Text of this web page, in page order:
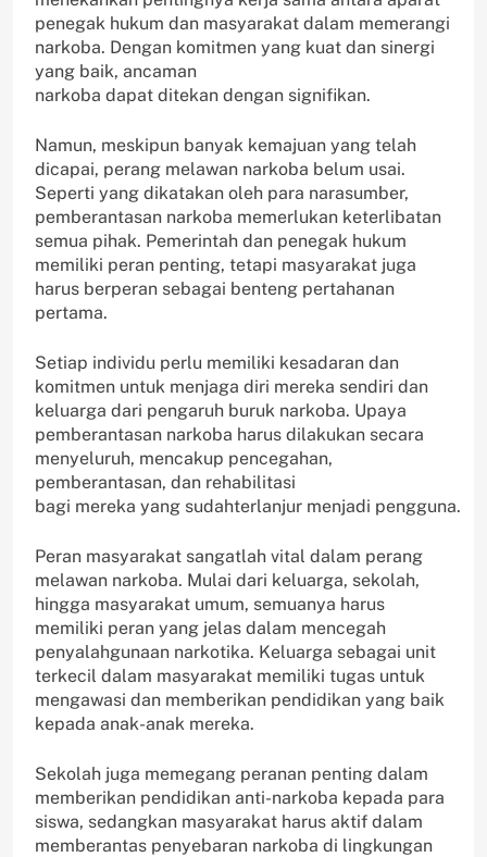
penegak hukum dan masyarakat dalam memerangi
narkoba. Dengan komitmen yang kuat dan sinergi
yang baik, ancaman
narkoba dapat ditekan dengan signifikan.
Namun, meskipun banyak kemajuan yang telah
dicapai, perang melawan narkoba belum usai.
Seperti yang dikatakan oleh para narasumber,
pemberantasan narkoba memerlukan keterlibatan
semua pihak. Pemerintah dan penegak hukum
memiliki peran penting, tetapi masyarakat juga
harus berperan sebagai benteng pertahanan
pertama.
Setiap individu perlu memiliki kesadaran dan
komitmen untuk menjaga diri mereka sendiri dan
keluarga dari pengaruh buruk narkoba. Upaya
pemberantasan narkoba harus dilakukan secara
menyeluruh, mencakup pencegahan,
pemberantasan, dan rehabilitasi
bagi mereka yang sudahterlanjur menjadi pengguna.
Peran masyarakat sangatlah vital dalam perang
melawan narkoba. Mulai dari keluarga, sekolah,
hingga masyarakat umum, semuanya harus
memiliki peran yang jelas dalam mencegah
penyalahgunaan narkotika. Keluarga sebagai unit
terkecil dalam masyarakat memiliki tugas untuk
mengawasi dan memberikan pendidikan yang baik
kepada anak-anak mereka.
Sekolah juga memegang peranan penting dalam
memberikan pendidikan anti-narkoba kepada para
siswa, sedangkan masyarakat harus aktif dalam
memberantas penyebaran narkoba di lingkungan